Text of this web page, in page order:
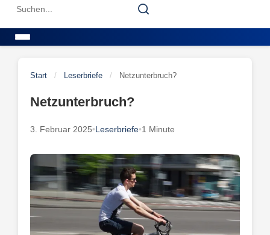
Search
Search
Start / Leserbriefe / Netzunterbruch?
Netzunterbruch?
3. Februar 2025•Leserbriefe•1 Minute